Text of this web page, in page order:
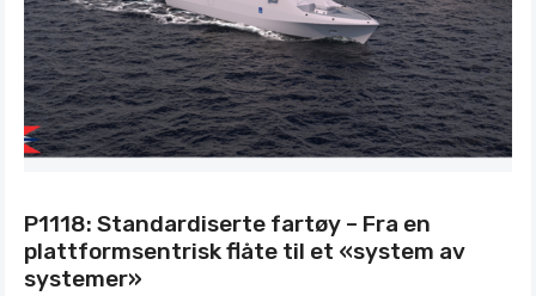
P1118: Standardiserte fartøy – Fra en
plattformsentrisk flåte til et «system av
systemer»